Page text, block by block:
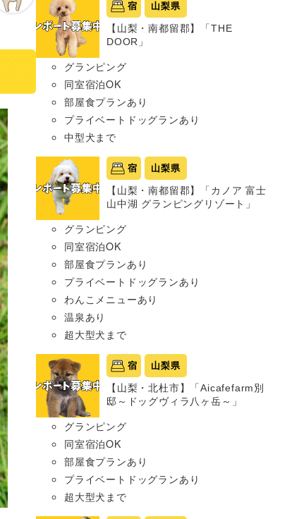
宿 山梨県
【山梨・南都留郡】「THE
DOOR」
グランピング
同室宿泊OK
部屋食プランあり
プライベートドッグランあり
中型犬まで
宿 山梨県
【山梨・南都留郡】「カノア 富士
山中湖 グランピングリゾート」
グランピング
同室宿泊OK
部屋食プランあり
プライベートドッグランあり
わんこメニューあり
温泉あり
超大型犬まで
宿 山梨県
【山梨・北杜市】「Aicafefarm別
邸～ドッグヴィラ八ヶ岳～」
グランピング
同室宿泊OK
部屋食プランあり
プライベートドッグランあり
超大型犬まで